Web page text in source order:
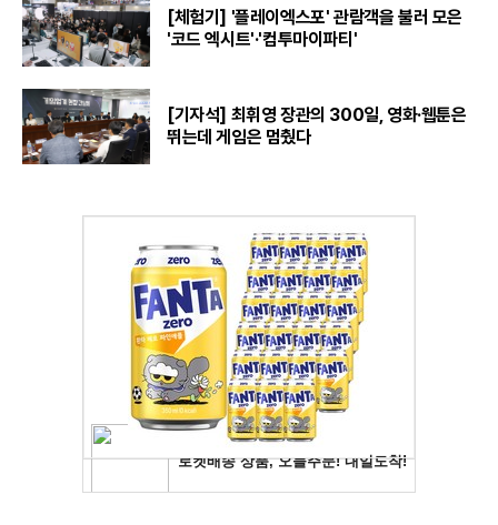
[체험기] '플레이엑스포' 관람객을 불러 모은
'코드 엑시트'·'컴투마이파티'
[기자석] 최휘영 장관의 300일, 영화·웹툰은
뛰는데 게임은 멈췄다